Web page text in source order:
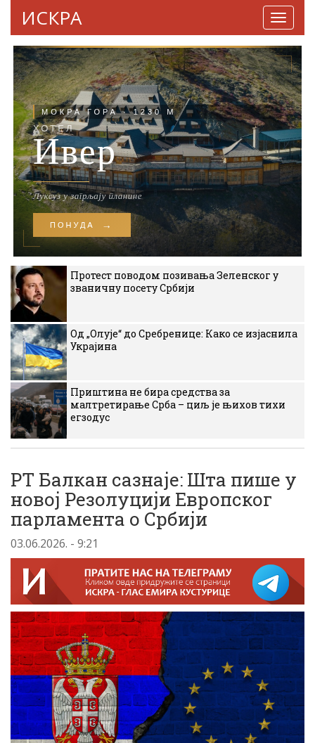
ИСКРА
Протест поводом позивања Зеленског у
званичну посету Србији
Од „Олује“ до Сребренице: Како се изјаснила
Украјина
Приштина не бира средства за
малтретирање Срба – циљ је њихов тихи
егзодус
РТ Балкан сазнаје: Шта пише у
новој Резолуцији Европског
парламента о Србији
03.06.2026. - 9:21